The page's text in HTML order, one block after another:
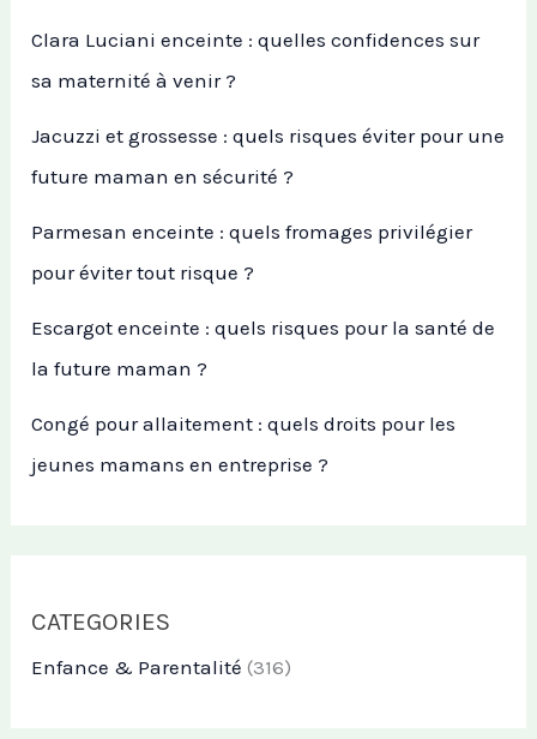
Clara Luciani enceinte : quelles confidences sur
sa maternité à venir ?
Jacuzzi et grossesse : quels risques éviter pour une
future maman en sécurité ?
Parmesan enceinte : quels fromages privilégier
pour éviter tout risque ?
Escargot enceinte : quels risques pour la santé de
la future maman ?
Congé pour allaitement : quels droits pour les
jeunes mamans en entreprise ?
CATEGORIES
Enfance & Parentalité (316)